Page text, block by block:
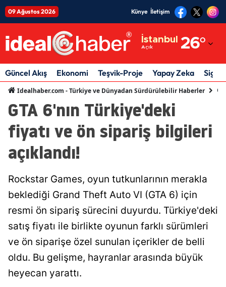
09 Ağustos 2026 Künye İletişim
İstanbul
Açık 26°
Adıyaman
Afyonkarahisar
Ağrı
Amasya
Ankara
Artvin
Aydın
Balıkesir
Bilecik
Bingöl
Güncel Akış Ekonomi Teşvik-Proje Yapay Zeka
Idealhaber.com - Türkiye ve Dünyadan Sürdürülebilir Haberler
GTA 6'nın Türkiye'deki
fiyatı ve ön sipariş bilgileri
açıklandı!
Rockstar Games, oyun tutkunlarının merakla
beklediği Grand Theft Auto VI (GTA 6) için
resmi ön sipariş sürecini duyurdu. Türkiye'deki
satış fiyatı ile birlikte oyunun farklı sürümleri
ve ön siparişe özel sunulan içerikler de belli
oldu. Bu gelişme, hayranlar arasında büyük
heyecan yarattı.